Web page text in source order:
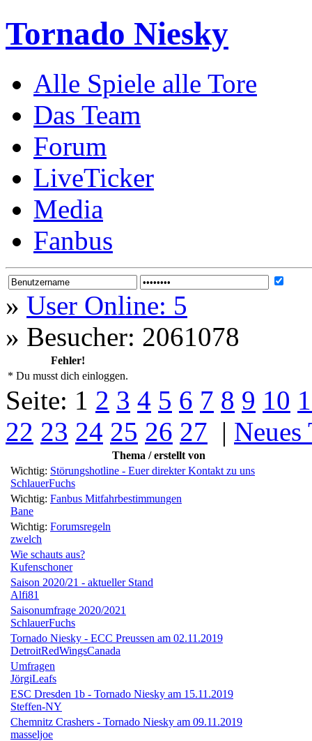
Tornado Niesky
Alle Spiele alle Tore
Das Team
Forum
LiveTicker
Media
Fanbus
» User Online: 5
» Besucher: 2061078
Fehler!
* Du musst dich einloggen.
Seite: 1 2 3 4 5 6 7 8 9 10
22 23 24 25 26 27 | Neues
Thema / erstellt von
Wichtig: Störungshotline - Euer direkter Kontakt zu uns
SchlauerFuchs
Wichtig: Fanbus Mitfahrbestimmungen
Bane
Wichtig: Forumsregeln
zwelch
Wie schauts aus?
Kufenschoner
Saison 2020/21 - aktueller Stand
Alfi81
Saisonumfrage 2020/2021
SchlauerFuchs
Tornado Niesky - ECC Preussen am 02.11.2019
DetroitRedWingsCanada
Umfragen
JörgiLeafs
ESC Dresden 1b - Tornado Niesky am 15.11.2019
Steffen-NY
Chemnitz Crashers - Tornado Niesky am 09.11.2019
masseljoe